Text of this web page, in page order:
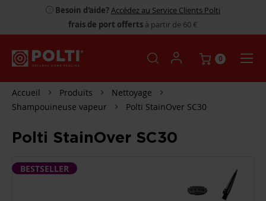
Besoin d'aide?Accédez au Service Clients Polti
frais de port offerts à partir de 60 €
0
Accueil Produits
Nettoyage
Shampouineuse vapeur
Polti StainOver SC30
Polti StainOver SC30
PASSER
À
BESTSELLER